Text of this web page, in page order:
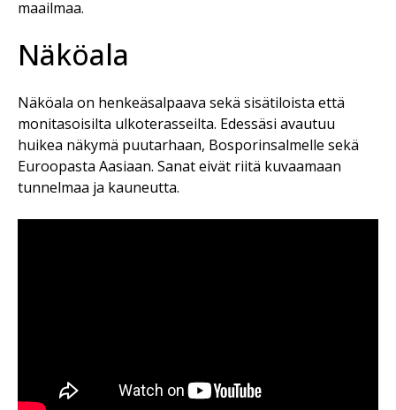
maailmaa.
Näköala
Näköala on henkeäsalpaava sekä sisätiloista että
monitasoisilta ulkoterasseilta. Edessäsi avautuu
huikea näkymä puutarhaan, Bosporinsalmelle sekä
Euroopasta Aasiaan. Sanat eivät riitä kuvaamaan
tunnelmaa ja kauneutta.